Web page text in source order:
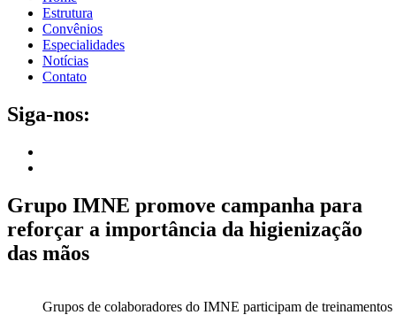
Estrutura
Convênios
Especialidades
Notícias
Contato
Siga-nos:
Grupo IMNE promove campanha para
reforçar a importância da higienização
das mãos
Grupos de colaboradores do IMNE participam de